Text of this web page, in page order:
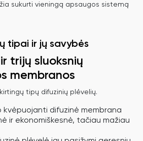
sukurti vieningą apsaugos sistemą
tipai ir jų savybės
trijų sluoksnių
membranos
tipų difuzinių plėvelių.
kvėpuojanti difuzinė membrana
ir ekonomiškesnė, tačiau mažiau